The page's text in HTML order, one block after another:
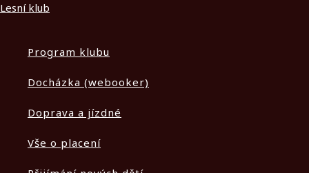
Lesní klub
Program klubu
Docházka (webooker)
Doprava a jízdné
Vše o placení